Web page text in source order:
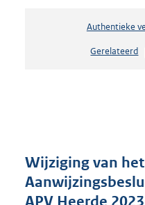
Authentieke
Gerelateerd
Wijziging van